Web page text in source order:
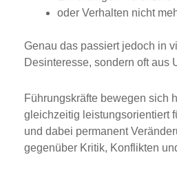
oder Verhalten nicht
Genau das passiert jedoch in
Desinteresse, sondern oft aus
Führungskräfte bewegen sich
gleichzeitig leistungsorientiert
und dabei permanent
gegenüber Kritik, Konflikten